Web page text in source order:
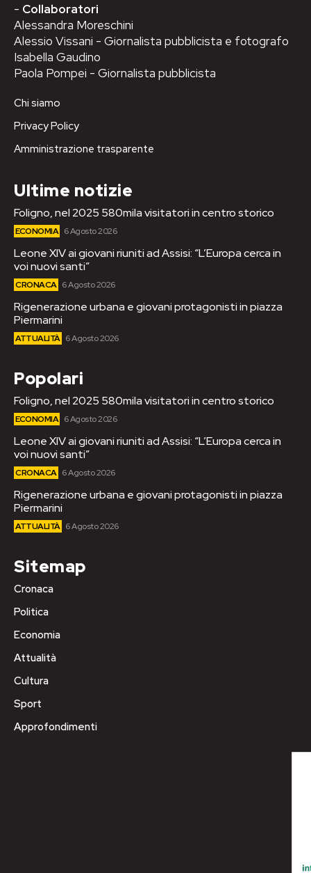
- Collaboratori
Alessandra Moreschini
Alessio Vissani - Giornalista pubblicista e fotografo
Isabella Gaudino
Paola Pompei - Giornalista pubblicista
Chi siamo
Privacy Policy
Amministrazione trasparente
Ultime notizie
Foligno, nel 2025 580mila visitatori in centro storico
ECONOMIA 6 Agosto 2026
Leone XIV ai giovani riuniti ad Assisi: “L’Europa cerca in
voi nuovi santi”
CRONACA 6 Agosto 2026
Rigenerazione urbana e giovani protagonisti in piazza
Piermarini
ATTUALITÀ 6 Agosto 2026
Popolari
Foligno, nel 2025 580mila visitatori in centro storico
ECONOMIA 6 Agosto 2026
Leone XIV ai giovani riuniti ad Assisi: “L’Europa cerca in
voi nuovi santi”
CRONACA 6 Agosto 2026
Rigenerazione urbana e giovani protagonisti in piazza
Piermarini
ATTUALITÀ 6 Agosto 2026
Sitemap
Cronaca
Politica
Economia
Attualità
Cultura
Sport
Approfondimenti